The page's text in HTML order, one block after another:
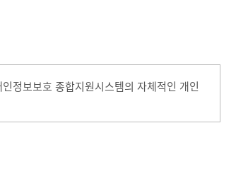
정보보호 종합지원시스템의 자체적인 개인